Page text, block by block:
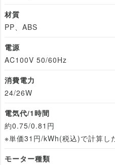
材質
PP、ABS
電源
AC100V 50/60Hz
消費電力
24/26W
電気代/1時間
約0.75/0.81円
※単価31円/kWh(税込)で計算し
モーター種類